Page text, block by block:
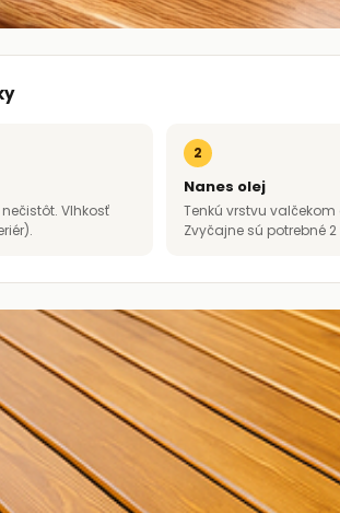
Vlhkosť
2
Nanes olej
Tenkú vrstvu
Zvyčajne sú potrebné